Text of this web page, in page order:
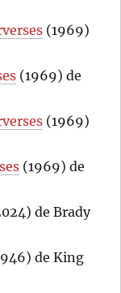
(1969)
(1969) de
(1969)
(1969) de
de Brady
de King